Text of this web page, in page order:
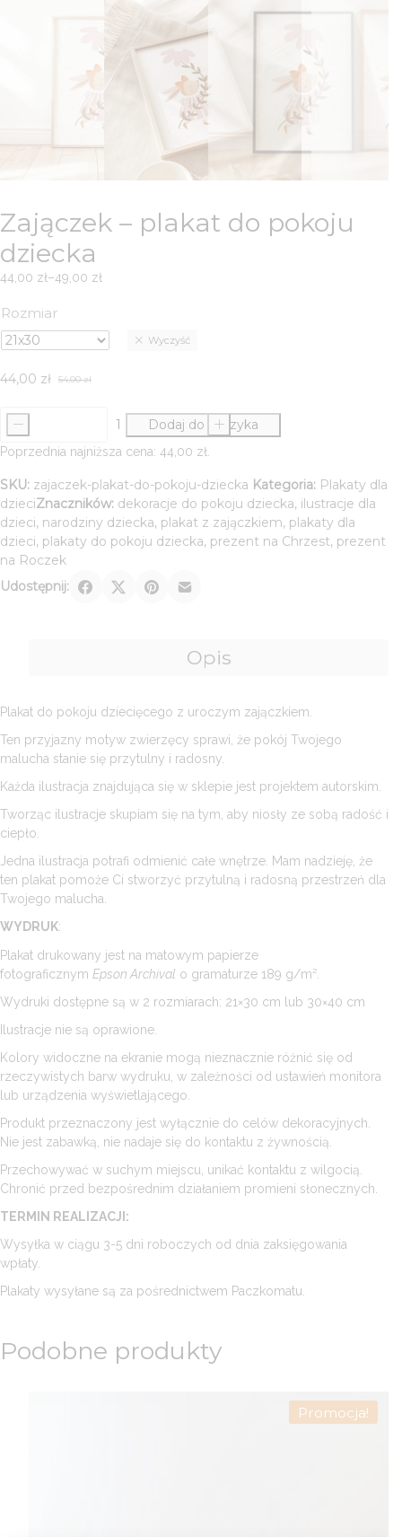
Zajączek – plakat do pokoju
dziecka
44,00 zł–49,00 zł
Zakres
44,00 zł
49,00 zł
Rozmiar
Wyczyść
54,00zł
Pierwotna
wynosiła:
54,00 zł.
44,00 zł
Aktualna
wynosi:
44,00 zł.
ilość
Zajączek
plakat
do
pokoju
dziecka
- +
Dodaj do koszyka
Poprzednia najniższa cena: 44,00 zł
SKU: zajaczek-plakat-do-pokoju-dziecka Kategoria: Plakaty dla
dzieciZnaczników: dekoracje do pokoju dziecka, ilustracje dla
dzieci, narodziny dziecka, plakat z zajączkiem, plakaty dla
dzieci, plakaty do pokoju dziecka, prezent na Chrzest, prezent
na Roczek
Udostępnij:
Opis
Plakat do pokoju dziecięcego z uroczym zajączkiem.
Ten przyjazny motyw zwierzęcy sprawi, że pokój Twojego
malucha stanie się przytulny i radosny.
Każda ilustracja znajdująca się w sklepie jest projektem autorskim.
Tworząc ilustracje skupiam się na tym, aby niosły ze sobą radość i
ciepło.
Jedna ilustracja potrafi odmienić całe wnętrze. Mam nadzieję, że
ten plakat pomoże Ci stworzyć przytulną i radosną przestrzeń dla
Twojego malucha.
WYDRUK:
Plakat drukowany jest na matowym papierze
fotograficznym Epson Archival o gramaturze 189 g/m².
Wydruki dostępne są w 2 rozmiarach: 21×30 cm lub 30×40 cm
Ilustracje nie są oprawione.
Kolory widoczne na ekranie mogą nieznacznie różnić się od
rzeczywistych barw wydruku, w zależności od ustawień monitora
lub urządzenia wyświetlającego.
Produkt przeznaczony jest wyłącznie do celów dekoracyjnych.
Nie jest zabawką, nie nadaje się do kontaktu z żywnością.
Przechowywać w suchym miejscu, unikać kontaktu z wilgocią.
Chronić przed bezpośrednim działaniem promieni słonecznych.
TERMIN REALIZACJI:
Wysyłka w ciągu 3-5 dni roboczych od dnia zaksięgowania
wpłaty.
Plakaty wysyłane są za pośrednictwem Paczkomatu.
Podobne produkty
Promocja!